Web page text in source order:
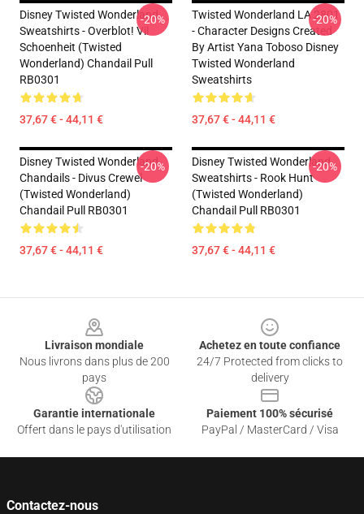
Disney Twisted Wonderland
Sweatshirts - Overblot! Vil
Schoenheit (Twisted
Wonderland) Chandail Pull
RB0301
37,67 € - 44,11 €
-20%
Twisted Wonderland LA 2801
- Character Designs Created
By Artist Yana Toboso Disney
Twisted Wonderland
Sweatshirts
37,67 € - 44,11 €
-20%
Disney Twisted Wonderland
Chandails - Divus Crewel
(Twisted Wonderland)
Chandail Pull RB0301
37,67 € - 44,11 €
-20%
Disney Twisted Wonderland
Sweatshirts - Rook Hunt
(Twisted Wonderland)
Chandail Pull RB0301
37,67 € - 44,11 €
-20%
Livraison mondiale
Nous livrons dans plus de 200
pays
Achetez en toute confiance
24/7 Protected from clicks to
delivery
Garantie internationale
Offert dans le pays d'utilisation
Paiement 100% sécurisé
PayPal / MasterCard / Visa
Contactez-nous